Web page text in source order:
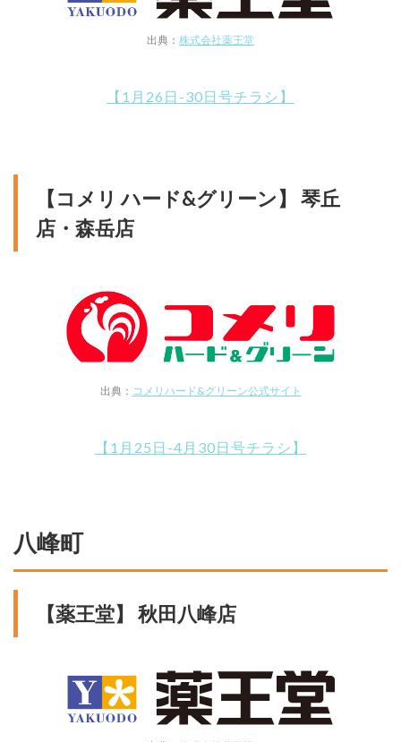
出典： 株式会社薬王堂
【1月26日-30日号チラシ】
【コメリ ハード&グリーン】 琴丘
店・森岳店
出典： コメリハード&グリーン公式サイト
【1月25日-4月30日号チラシ】
八峰町
【薬王堂】 秋田八峰店